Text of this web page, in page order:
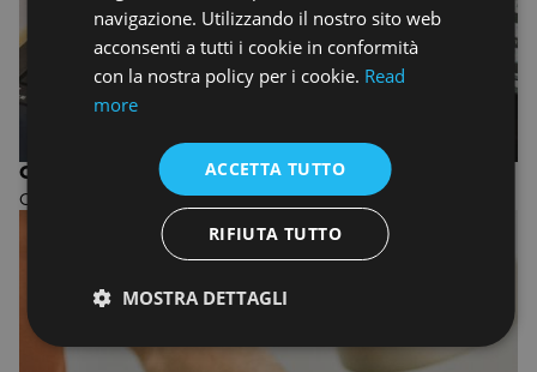
CORSO ESTIVO IN INTERIOR DESIGN & PLANNING
Corso estivo a Firenze e Roma
navigazione. Utilizzando il nostro sito web
acconsenti a tutti i cookie in conformità
con la nostra policy per i cookie. Read
more
ACCETTA TUTTO
RIFIUTA TUTTO
MOSTRA DETTAGLI